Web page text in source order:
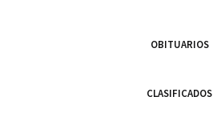
OBITUARIOS
CLASIFICADOS